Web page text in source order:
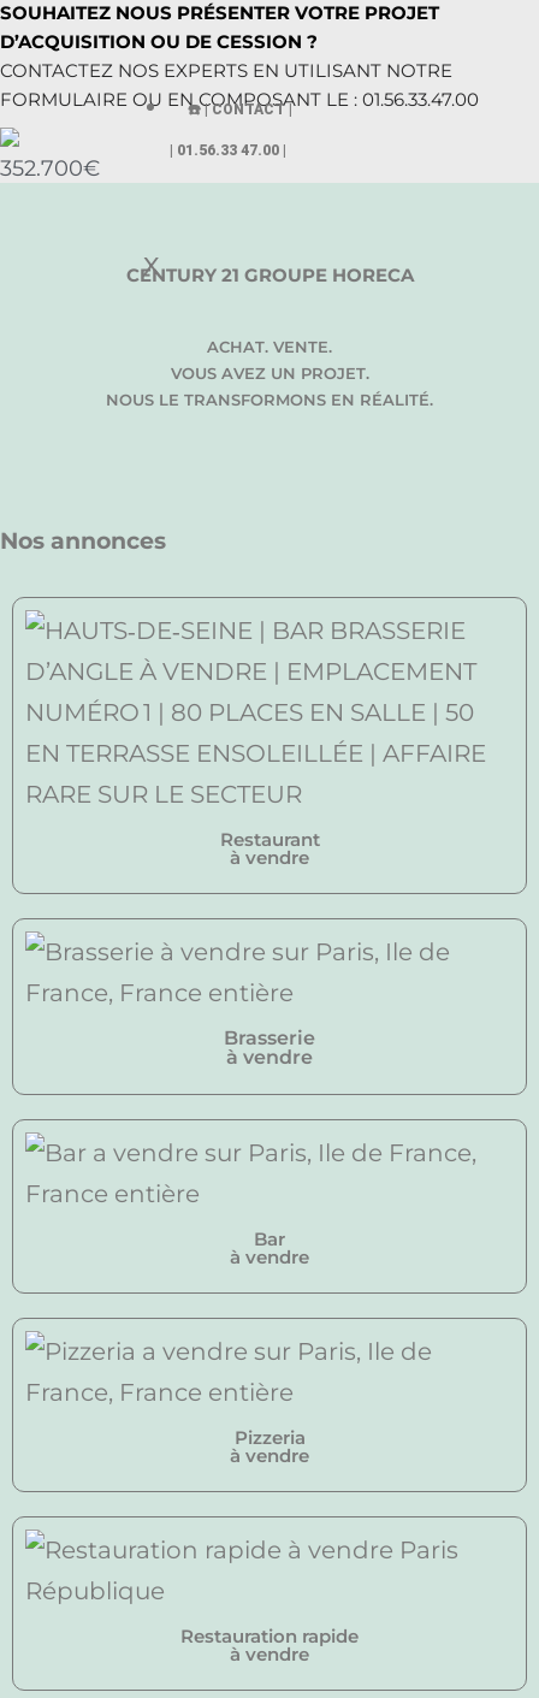
☎️ | CONTACT |
| 01.56.33 47.00 |
X
SOUHAITEZ NOUS PRÉSENTER VOTRE PROJET
D’ACQUISITION OU DE CESSION ?
CONTACTEZ NOS EXPERTS EN UTILISANT NOTRE
FORMULAIRE OU EN COMPOSANT LE : 01.56.33.47.00
352.700€
CENTURY 21 GROUPE HORECA
ACHAT. VENTE.
VOUS AVEZ UN PROJET.
NOUS LE TRANSFORMONS EN RÉALITÉ.
Nos annonces
Restaurant
à vendre
Brasserie
à vendre
Bar
à vendre
Pizzeria
à vendre
Restauration rapide
à vendre